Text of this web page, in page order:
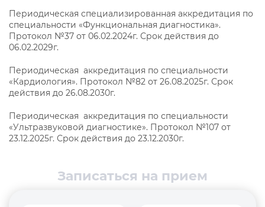
Периодическая специализированная аккредитация по
специальности «Функциональная диагностика».
Протокол №37 от 06.02.2024г. Срок действия до
06.02.2029г.
Периодическая аккредитация по специальности
«Кардиология». Протокол №82 от 26.08.2025г. Срок
действия до 26.08.2030г.
Периодическая аккредитация по специальности
«Ультразвуковой диагностике». Протокол №107 от
23.12.2025г. Срок действия до 23.12.2030г.
Записаться на прием